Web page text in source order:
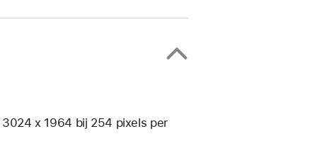
3024 x 1964 bij 254 pixels per